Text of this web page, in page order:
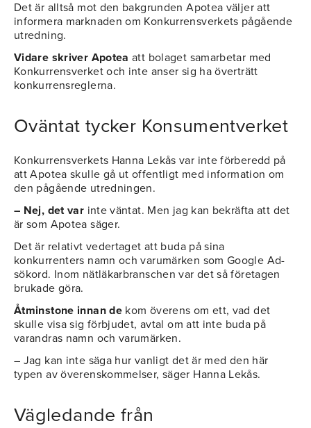
Det är alltså mot den bakgrunden Apotea väljer att
informera marknaden om Konkurrensverkets pågående
utredning.
Vidare skriver Apotea att bolaget samarbetar med
Konkurrensverket och inte anser sig ha överträtt
konkurrensreglerna.
Oväntat tycker Konsumentverket
Konkurrensverkets Hanna Lekås var inte förberedd på
att Apotea skulle gå ut offentligt med information om
den pågående utredningen.
– Nej, det var inte väntat. Men jag kan bekräfta att det
är som Apotea säger.
Det är relativt vedertaget att buda på sina
konkurrenters namn och varumärken som Google Ad-
sökord. Inom nätläkarbranschen var det så företagen
brukade göra.
Åtminstone innan de kom överens om ett, vad det
skulle visa sig förbjudet, avtal om att inte buda på
varandras namn och varumärken.
– Jag kan inte säga hur vanligt det är med den här
typen av överenskommelser, säger Hanna Lekås.
Vägledande från